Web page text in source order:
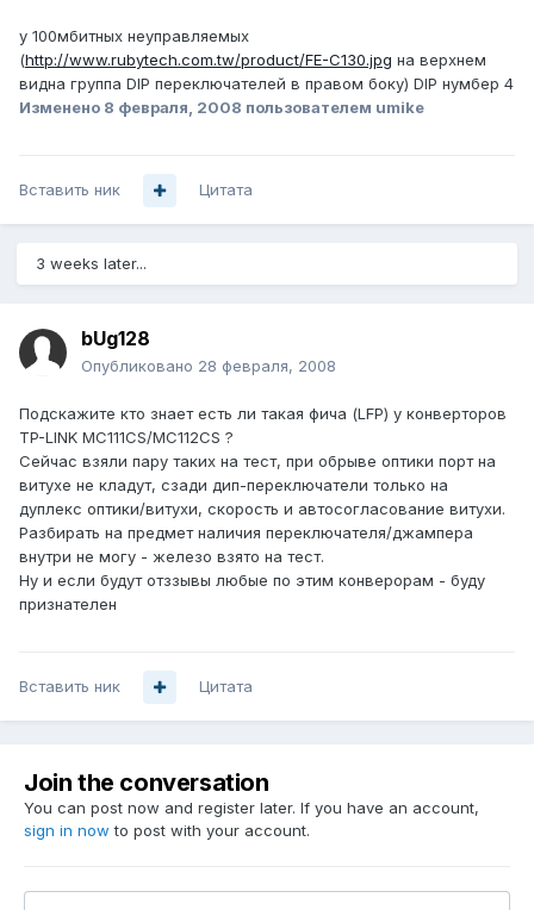
у 100мбитных неуправляемых
(http://www.rubytech.com.tw/product/FE-C130.jpg на верхнем
видна группа DIP переключателей в правом боку) DIP нумбер 4
Изменено 8 февраля, 2008 пользователем umike
Вставить ник Цитата
3 weeks later...
bUg128
Опубликовано 28 февраля, 2008
Подскажите кто знает есть ли такая фича (LFP) у конверторов
TP-LINK MC111CS/MC112CS ?
Сейчас взяли пару таких на тест, при обрыве оптики порт на
витухе не кладут, сзади дип-переключатели только на
дуплекс оптики/витухи, скорость и автосогласование витухи.
Разбирать на предмет наличия переключателя/джампера
внутри не могу - железо взято на тест.
Ну и если будут отззывы любые по этим конверорам - буду
признателен
Вставить ник Цитата
Join the conversation
You can post now and register later. If you have an account,
sign in now to post with your account.